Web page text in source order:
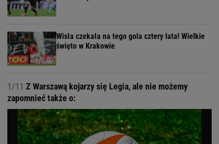
Wisła czekała na tego gola cztery lata! Wielkie
święto w Krakowie
1/11 Z Warszawą kojarzy się Legia, ale nie możemy
zapomnieć także o: